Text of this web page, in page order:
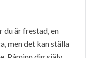
du är frestad, en
men det kan ställa